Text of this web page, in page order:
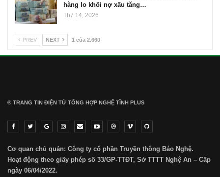
hàng lo khối nợ xấu tăng…
Th7 14, 2026
PREV NEXT 1 của 2.660
® TRANG TIN ĐIỆN TỬ ТỔNG HỢP NGHỆ TĨNH PLUS
Cơ quan chủ quản: Công ty cổ phần Truyền thông Báo Nghệ.
Hoạt động theo giấy phép số 33/GP-TTĐT, Sở TTTT Nghệ An – Cấp
ngày 06/04/2022.